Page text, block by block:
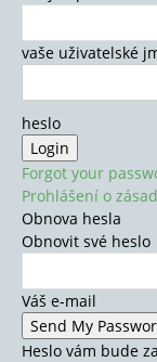
vaše uživatelské
heslo
Forgot your
Prohlášení o
Obnova hesla
Obnovit své heslo
Váš e-mail
Heslo vám bude